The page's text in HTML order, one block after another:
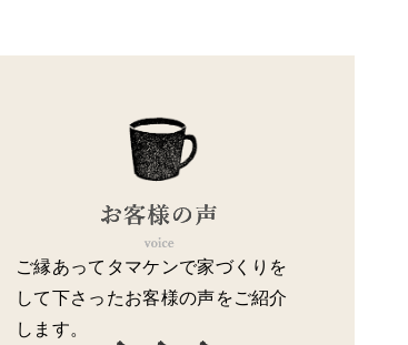
ご縁あってタマケンで家づくりを
して下さったお客様の声をご紹介
します。